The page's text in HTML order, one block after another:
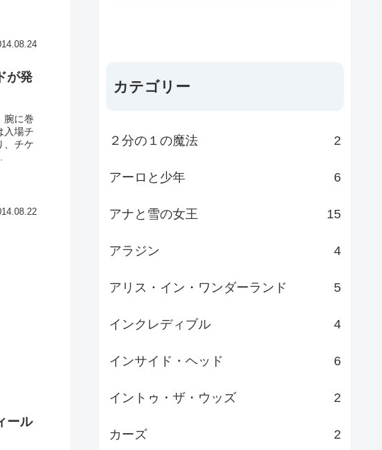
が発
腕に巻
入場チ
、チケ
ール
カテゴリー
２分の１の魔法 2
アーロと少年 6
アナと雪の女王 15
アラジン 4
アリス・イン・ワンダーランド 5
インクレディブル 4
インサイド・ヘッド 6
イントゥ・ザ・ウッズ 2
カーズ 2